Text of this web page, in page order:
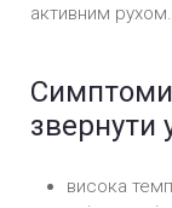
активним рухом.
звернути
висока